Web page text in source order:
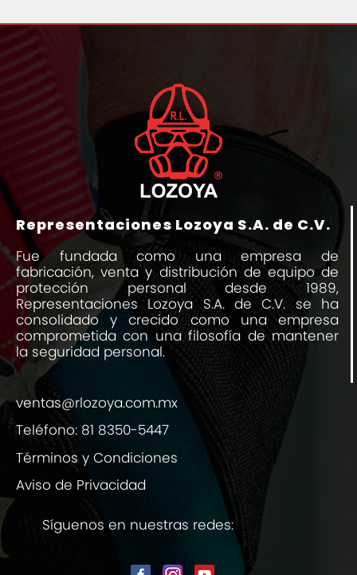
Representaciones Lozoya S.A. de C.V.
Fue fundada como una empresa de
fabricación, venta y distribución de equipo de
protección personal desde 1989,
Representaciones Lozoya S.A. de C.V. se ha
consolidado y crecido como una empresa
comprometida con una filosofía de mantener
la seguridad personal.
ventas@rlozoya.com.mx
Teléfono: 81 8350-5447
Términos y Condiciones
Aviso de Privacidad
Síguenos en nuestras redes: